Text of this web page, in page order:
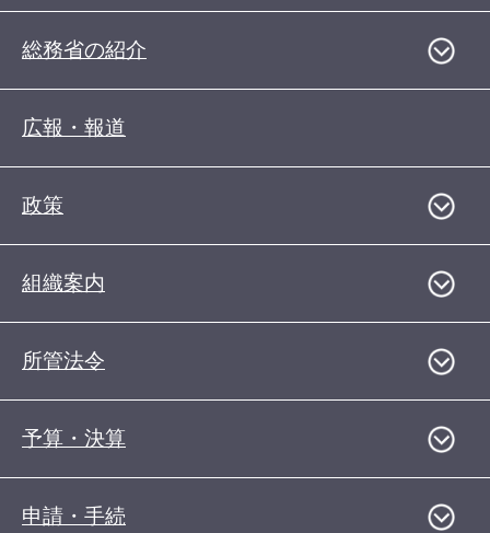
総務省の紹介
広報・報道
政策
組織案内
所管法令
予算・決算
申請・手続